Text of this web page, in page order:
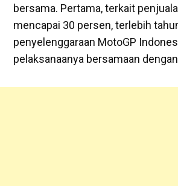
bersama. Pertama, terkait
mencapai 30 persen, terlebih
penyelenggaraan MotoGP
pelaksanaanya bersamaan